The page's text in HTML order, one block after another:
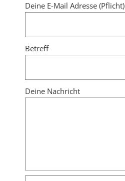
Deine E-Mail Adresse (Pflicht)
Betreff
Deine Nachricht